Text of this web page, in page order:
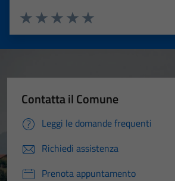
Valuta 5 stelle su 5
Valuta 4 stelle su 5
Valuta 3 stelle su 5
Valuta 2 stelle su 5
Valuta 1 stelle su 5
Contatta il Comune
Leggi le domande frequenti
Richiedi assistenza
Prenota appuntamento